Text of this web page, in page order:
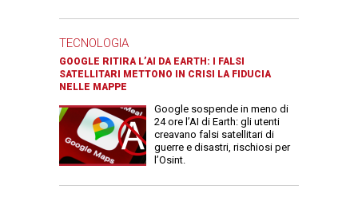
TECNOLOGIA
GOOGLE RITIRA L’AI DA EARTH: I FALSI
SATELLITARI METTONO IN CRISI LA FIDUCIA
NELLE MAPPE
Google sospende in meno di
24 ore l’AI di Earth: gli utenti
creavano falsi satellitari di
guerre e disastri, rischiosi per
l’Osint.